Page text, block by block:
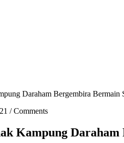
Daraham Bergembira Bermain
/Comments
Kampung Daraham